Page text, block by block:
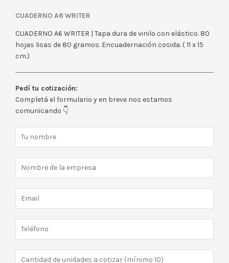
CUADERNO A6 WRITER
CUADERNO A6 WRITER | Tapa dura de vinilo con elástico. 80
hojas lisas de 80 gramos. Encuadernación cosida. ( 11 x 15
cm.)
Pedí tu cotización:
Completá el formulario y en breve nos estamos
comunicando 👇